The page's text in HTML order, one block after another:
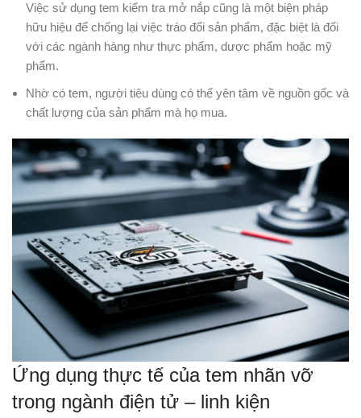
Việc sử dụng tem kiểm tra mở nắp cũng là một biện pháp
hữu hiệu để chống lại việc tráo đổi sản phẩm, đặc biệt là đối
với các ngành hàng như thực phẩm, dược phẩm hoặc mỹ
phẩm.
Nhờ có tem, người tiêu dùng có thể yên tâm về nguồn gốc và
chất lượng của sản phẩm mà họ mua.
Ứng dụng thực tế của tem nhãn vỡ
trong ngành điện tử – linh kiện